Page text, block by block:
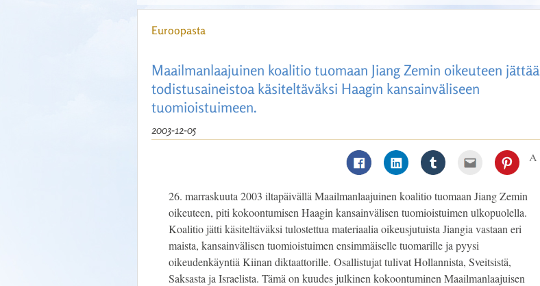
Euroopasta
Maailmanlaajuinen koalitio tuomaan Jiang Zemin oikeuteen jättää
todistusaineistoa käsiteltäväksi Haagin kansainväliseen
tuomioistuimeen.
2003-12-05
26. marraskuuta 2003 iltapäivällä Maailmanlaajuinen koalitio tuomaan Jiang Zemin
oikeuteen, piti kokoontumisen Haagin kansainvälisen tuomioistuimen ulkopuolella.
Koalitio jätti käsiteltäväksi tulostettua materiaalia oikeusjutuista Jiangia vastaan eri
maista, kansainvälisen tuomioistuimen ensimmäiselle tuomarille ja pyysi
oikeudenkäyntiä Kiinan diktaattorille. Osallistujat tulivat Hollannista, Sveitsistä,
Saksasta ja Israelista. Tämä on kuudes julkinen kokoontuminen Maailmanlaajuisen